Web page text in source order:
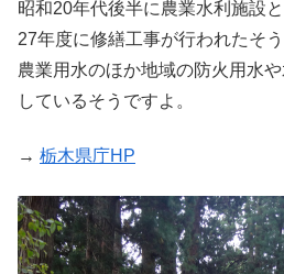
昭和20年代後半に農業水利施設
27年度に修繕工事が行われたそう
農業用水のほか地域の防火用水
しているそうですよ。
→ 栃木県庁HP